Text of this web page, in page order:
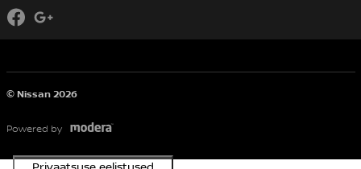
Facebook
Google+
© Nissan 2026
Powered by